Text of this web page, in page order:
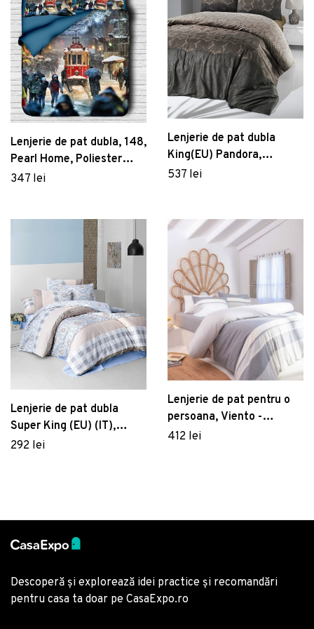
Lenjerie de pat dubla, 148,
Pearl Home, Poliester
Satinat
347 lei
Lenjerie de pat dubla
King(EU) Pandora,
Victoria, 3 piese,
537 lei
Lenjerie de pat dubla
Super King (EU) (IT),
Oscar, Pearl Home,
292 lei
Lenjerie de pat pentru o
persoana, Viento -
Anthracite, Elliott, 50%
412 lei
Descoperă și explorează idei practice și recomandări
pentru casa ta doar pe CasaExpo.ro